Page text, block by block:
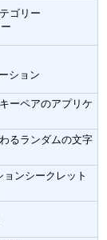
ゴリー
ション
ーペアのアプリケ
るランダムの文字
ンシークレット